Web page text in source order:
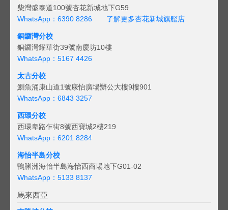
柴灣盛泰道100號杏花新城地下G59
WhatsApp：6390 8286
了解更多杏花新城旗艦店
銅鑼灣分校
銅鑼灣耀華街39號南慶坊10樓
WhatsApp：5167 4426
太古分校
鰂魚涌康山道1號康怡廣場辦公大樓9樓901
WhatsApp：6843 3257
西環分校
西環卑路乍街8號西寶城2樓219
WhatsApp：6201 8284
海怡半島分校
鴨脷洲海怡半島海怡西商場地下G01-02
WhatsApp：5133 8137
馬來西亞